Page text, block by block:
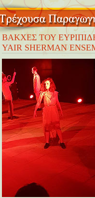
ΒΑΚΧΕΣ ΤΟΥ
YAIR SHERMAN